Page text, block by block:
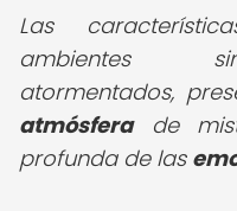
Las
ambientes
atormentados,
atmósferade
profunda de las